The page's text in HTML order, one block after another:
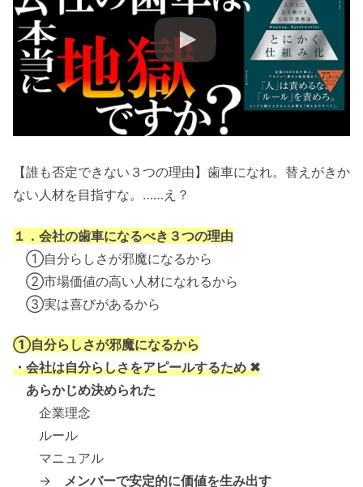
【誰も否定できない３つの理由】歯車になれ。替えがきか
ない人材を目指すな。……え？
１．会社の歯車になるべき３つの理由
①自分らしさが邪魔になるから
②市場価値の高い人材になれるから
③実は喜びがあるから
①自分らしさが邪魔になるから
・会社は自分らしさをアピールするため ✖
あらかじめ決められた
企業理念
ルール
マニュアル
→ メンバーで安定的に価値を生み出す